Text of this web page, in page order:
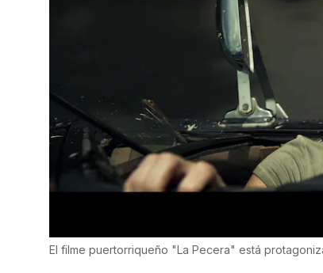
El filme puertorriqueño "La Pecera" está